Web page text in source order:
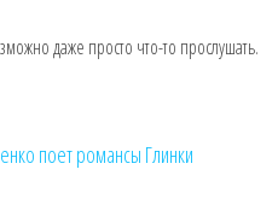
даже просто что-то прослушать.
поет романсы Глинки